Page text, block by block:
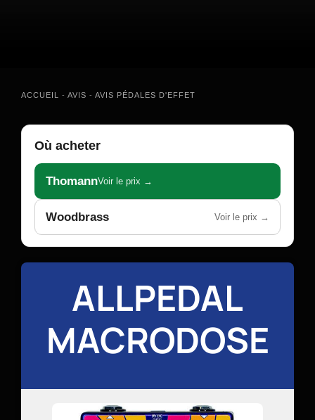
ACCUEIL - AVIS - AVIS PÉDALES D'EFFET
Où acheter
ThomannVoir le prix →
Woodbrass Voir le prix →
ALLPEDAL
MACRODOSE